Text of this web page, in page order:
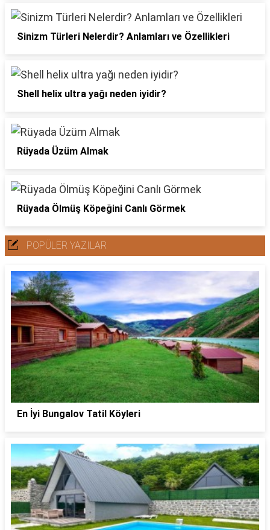
Sinizm Türleri Nelerdir? Anlamları ve Özellikleri
Shell helix ultra yağı neden iyidir?
Rüyada Üzüm Almak
Rüyada Ölmüş Köpeğini Canlı Görmek
POPÜLER YAZILAR
En İyi Bungalov Tatil Köyleri